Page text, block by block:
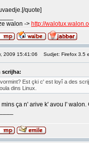
quote]
walon -> http://
2009 15:41:06 Sudjet: Firefox 3.5
scrijha:
Est çki c' est loyî a des
dins Linux.
ça n' arive k' avou l' walon.